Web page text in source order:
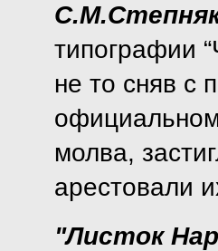
типографии
не то сняв с
официальном
молва,
арестовали
"Листок